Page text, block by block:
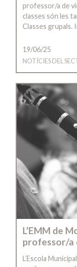
professor/a de
classes són les
Classes
19/06/25
NOTÍCIES DEL
L’EMM de
professor/a
L’Escola